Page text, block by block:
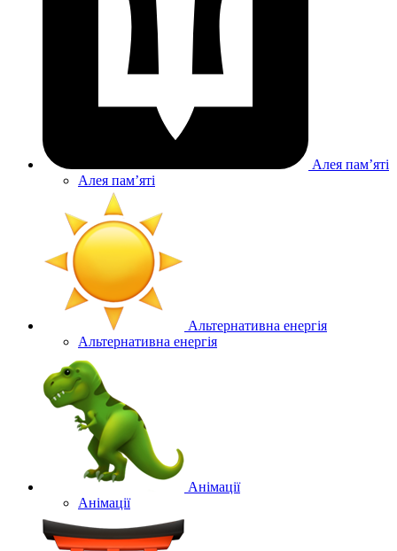
Алея памʼяті
Алея памʼяті
Альтернативна енергія
Альтернативна енергія
Анімації
Анімації